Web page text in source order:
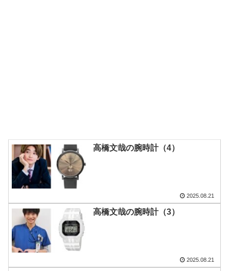
高橋文哉の腕時計（4）
2025.08.21
高橋文哉の腕時計（3）
2025.08.21